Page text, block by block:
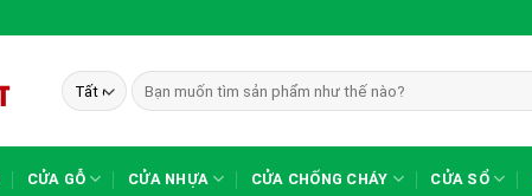
Tìm
kiếm:
CỬA GỖ CỬA NHỰA CỬA CHỐNG CHÁY CỬA SỔ